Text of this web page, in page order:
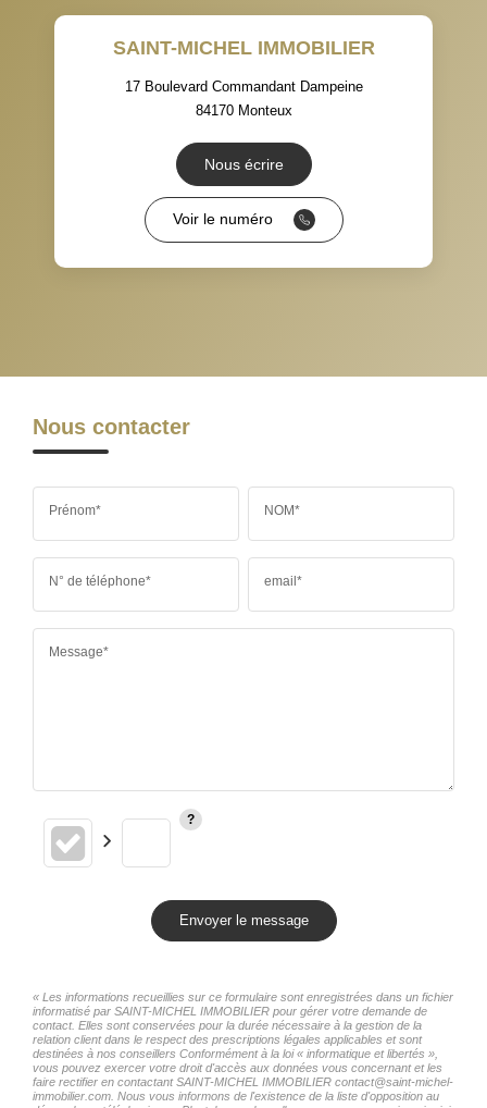
TAXE FONCIÈRE
PART DES MÉNAGES SANS
VOITURE
RÉSULTATS DES LYCÉES ECOLES ET CRÈCHES
RESTAURANTS ET CAFÉS COMMERCES
SAINT-MICHEL IMMOBILIER
17 Boulevard Commandant Dampeine
84170 Monteux
Nous écrire
Voir le numéro
Nous contacter
Prénom* NOM*
N° de téléphone* email*
Message*
Envoyer le message
« Les informations recueillies sur ce formulaire sont enregistrées dans un fichier
informatisé par SAINT-MICHEL IMMOBILIER pour gérer votre demande de
contact. Elles sont conservées pour la durée nécessaire à la gestion de la
relation client dans le respect des prescriptions légales applicables et sont
destinées à nos conseillers Conformément à la loi « informatique et libertés »,
vous pouvez exercer votre droit d'accès aux données vous concernant et les
faire rectifier en contactant SAINT-MICHEL IMMOBILIER contact@saint-michel-
immobilier.com. Nous vous informons de l'existence de la liste d'opposition au